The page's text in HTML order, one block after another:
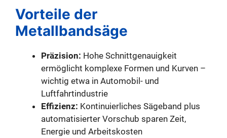
Vorteile der
Metallbandsäge
Präzision: Hohe Schnittgenauigkeit
ermöglicht komplexe Formen und Kurven –
wichtig etwa in Automobil- und
Luftfahrtindustrie
Effizienz: Kontinuierliches Sägeband plus
automatisierter Vorschub sparen Zeit,
Energie und Arbeitskosten